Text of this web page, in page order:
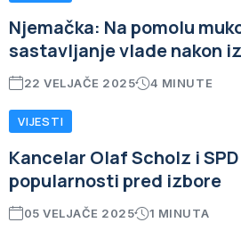
Njemačka: Na pomolu
sastavljanje vlade nakon
22 VELJAČE 2025 4 MINUTE
VIJESTI
Kancelar Olaf Scholz i
popularnosti pred izbore
05 VELJAČE 2025 1 MINUTA